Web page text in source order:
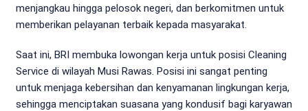
menjangkau hingga pelosok negeri, dan berkomitmen untuk
memberikan pelayanan terbaik kepada masyarakat.
Saat ini, BRI membuka lowongan kerja untuk posisi Cleaning
Service di wilayah Musi Rawas. Posisi ini sangat penting
untuk menjaga kebersihan dan kenyamanan lingkungan kerja,
sehingga menciptakan suasana yang kondusif bagi karyawan